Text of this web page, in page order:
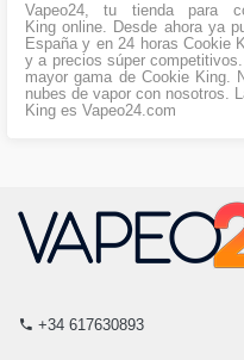
Vapeo24, tu tienda para
King online. Desde ahora ya
España y en 24 horas Cookie
y a precios súper
mayor gama de Cookie King.
nubes de vapor con nosotros.
King es Vapeo24.com
+34 617630893